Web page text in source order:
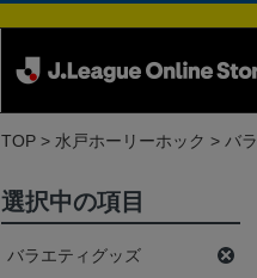
TOP 水戸ホーリーホック バ
選択中の項目
バラエティグッズ